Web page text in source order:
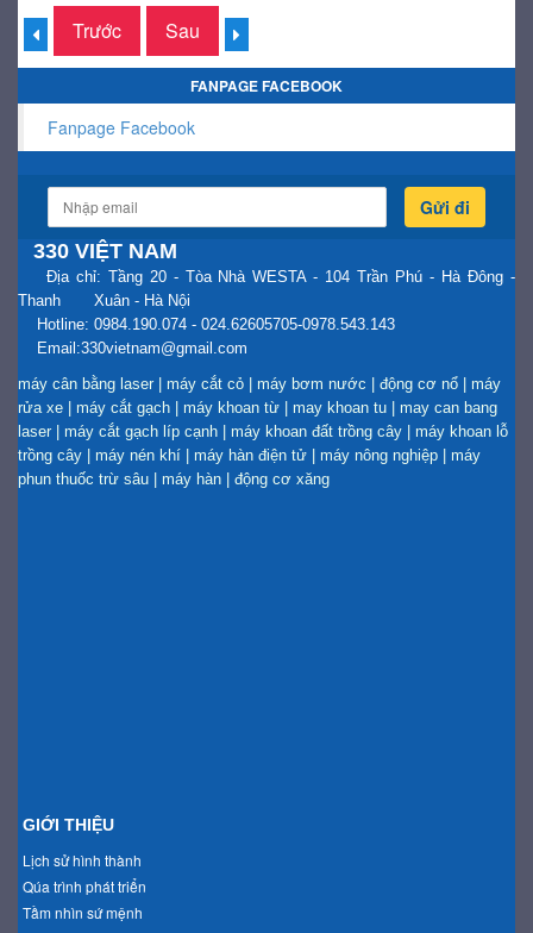
Trước Sau
FANPAGE FACEBOOK
Fanpage Facebook
Gửi đi
330 VIỆT NAM
Địa chỉ: Tầng 20 - Tòa Nhà WESTA - 104 Trần Phú - Hà Đông -
Thanh Xuân - Hà Nội
Hotline: 0984.190.074 - 024.62605705-0978.543.143
Email:330vietnam@gmail.com
máy cân bằng laser | máy cắt cỏ | máy bơm nước | động cơ nổ | máy
rửa xe | máy cắt gạch | máy khoan từ | may khoan tu | may can bang
laser | máy cắt gạch líp cạnh | máy khoan đất trồng cây | máy khoan lỗ
trồng cây | máy nén khí | máy hàn điện tử | máy nông nghiệp | máy
phun thuốc trừ sâu | máy hàn | động cơ xăng
GIỚI THIỆU
Lịch sử hình thành
Qúa trình phát triển
Tầm nhìn sứ mệnh